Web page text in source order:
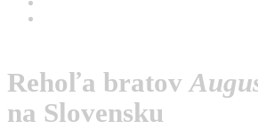
Rehoľa bratov
na Slovensku